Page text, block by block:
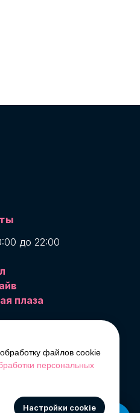
до 22:00
плаза
файлов cookie
персональных
Настройки cookie